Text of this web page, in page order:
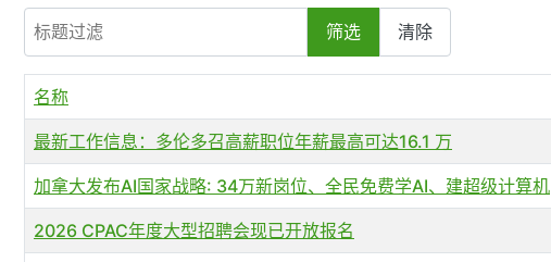
标题过滤
筛选 清除
名称
最新工作信息：多伦多召高薪职位年薪最高可达16.1 万
加拿大发布AI国家战略: 34万新岗位、全民免费学AI、建超级计算机
2026 CPAC年度大型招聘会现已开放报名